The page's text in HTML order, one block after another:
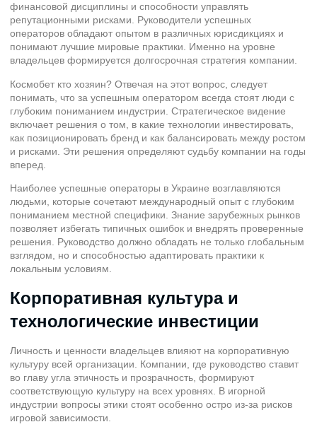
финансовой дисциплины и способности управлять
репутационными рисками. Руководители успешных
операторов обладают опытом в различных юрисдикциях и
понимают лучшие мировые практики. Именно на уровне
владельцев формируется долгосрочная стратегия компании.
Космобет кто хозяин? Отвечая на этот вопрос, следует
понимать, что за успешным оператором всегда стоят люди с
глубоким пониманием индустрии. Стратегическое видение
включает решения о том, в какие технологии инвестировать,
как позиционировать бренд и как балансировать между ростом
и рисками. Эти решения определяют судьбу компании на годы
вперед.
Наиболее успешные операторы в Украине возглавляются
людьми, которые сочетают международный опыт с глубоким
пониманием местной специфики. Знание зарубежных рынков
позволяет избегать типичных ошибок и внедрять проверенные
решения. Руководство должно обладать не только глобальным
взглядом, но и способностью адаптировать практики к
локальным условиям.
Корпоративная культура и
технологические инвестиции
Личность и ценности владельцев влияют на корпоративную
культуру всей организации. Компании, где руководство ставит
во главу угла этичность и прозрачность, формируют
соответствующую культуру на всех уровнях. В игорной
индустрии вопросы этики стоят особенно остро из-за рисков
игровой зависимости.